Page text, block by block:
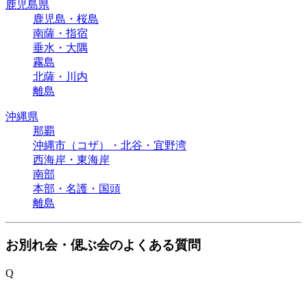
鹿児島県
鹿児島・桜島
南薩・指宿
垂水・大隅
霧島
北薩・川内
離島
沖縄県
那覇
沖縄市（コザ）・北谷・宜野湾
西海岸・東海岸
南部
本部・名護・国頭
離島
お別れ会・偲ぶ会のよくある質問
Q